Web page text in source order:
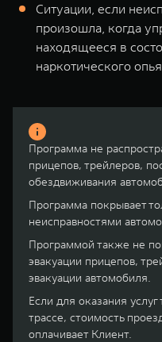
Ситуации, если
произошла, когда
находящееся в
наркотического
Программа не
прицепов, трейлеров,
обездвиживания
Программа покрывает
неисправностями
Программой также не
эвакуации прицепов,
эвакуации автомобиля.
Если для оказания
трассе, стоимость
оплачивает Клиент.